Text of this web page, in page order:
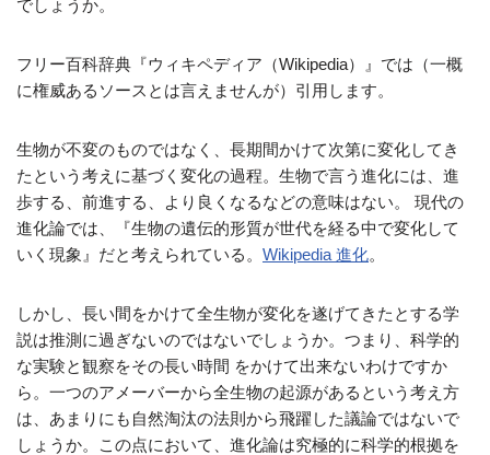
でしょうか。
フリー百科辞典『ウィキペディア（Wikipedia）』では（一概
に権威あるソースとは言えませんが）引用します。
生物が不変のものではなく、長期間かけて次第に変化してき
たという考えに基づく変化の過程。生物で言う進化には、進
歩する、前進する、より良くなるなどの意味はない。 現代の
進化論では、『生物の遺伝的形質が世代を経る中で変化して
いく現象』だと考えられている。 Wikipedia 進化。
しかし、長い間をかけて全生物が変化を遂げてきたとする学
説は推測に過ぎないのではないでしょうか。つまり、科学的
な実験と観察をその長い時間 をかけて出来ないわけですか
ら。一つのアメーバーから全生物の起源があるという考え方
は、あまりにも自然淘汰の法則から飛躍した議論ではないで
しょうか。この点において、進化論は究極的に科学的根拠を